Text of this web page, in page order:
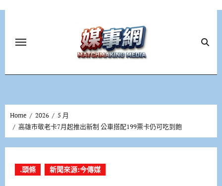
Home 2026
5 月
高雄市敬老卡7月起推出新制 公車搭配199票卡仍可吃到飽
.頭條 新聞來源:今傳媒